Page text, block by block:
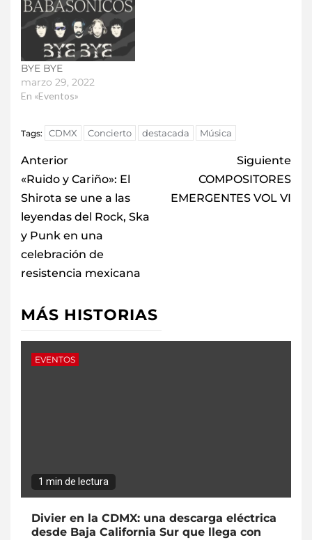
BYE BYE
marzo 29, 2022
En «Eventos»
Tags: CDMX Concierto destacada Música
Anterior
«Ruido y Cariño»: El
Shirota se une a las
leyendas del Rock, Ska
y Punk en una
celebración de
resistencia mexicana
Siguiente
COMPOSITORES
EMERGENTES VOL VI
MÁS HISTORIAS
EVENTOS
1 min de lectura
Divier en la CDMX: una descarga eléctrica
desde Baja California Sur que llega con